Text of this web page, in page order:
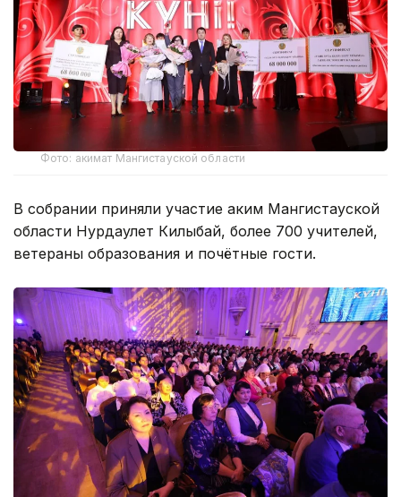
Фото: акимат Мангистауской области
В собрании приняли участие аким Мангистауской
области Нурдаулет Килыбай, более 700 учителей,
ветераны образования и почётные гости.